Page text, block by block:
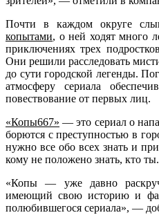
Почти в каждом округе
копытами, о ней ходят много
приключениях трех
Они решили расследовать
до сути городской легенды.
атмосферу сериала
повествование от первых лиц.
«Копы667» — это сериал о
борются с преступностью в
нужно все обо всех знать и
кому не положено знать, кто ты.
«Копы — уже давно
имеющий свою историю и
полюбившегося сериала», —